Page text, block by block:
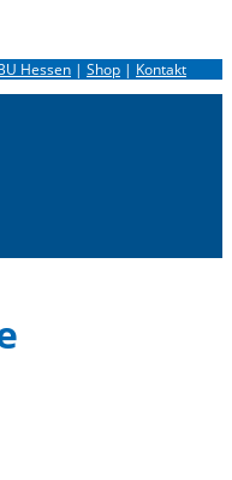
Hessen | Shop | Kontakt